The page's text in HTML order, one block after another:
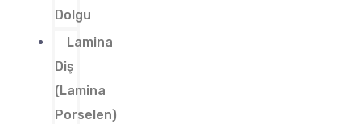
Dolgu
Lamina
Diş
(Lamina
Porselen)